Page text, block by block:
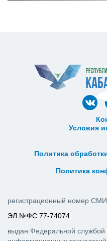
Условия
Политика
Политика
регистрационный номер СМИ
ЭЛ №ФС 77-74074
выдан Федеральной службой